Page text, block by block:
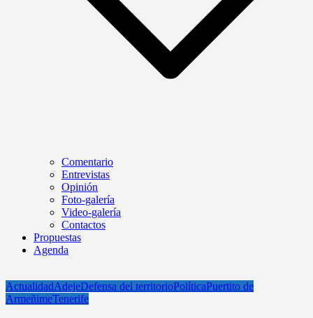
Comentario
Entrevistas
Opinión
Foto-galería
Video-galería
Contactos
Propuestas
Agenda
ActualidadAdejeDefensa del territorioPolíticaPuertito de
ArmeñimeTenerife